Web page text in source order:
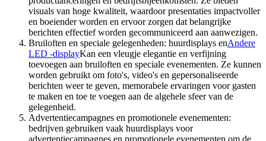
visuals van hoge kwaliteit, waardoor presentaties impactvoller
en boeiender worden en ervoor zorgen dat belangrijke
berichten effectief worden gecommuniceerd aan aanwezigen.
Bruiloften en speciale gelegenheden: huurdisplays enAndere
LED -displayKan een vleugje elegantie en verfijning
toevoegen aan bruiloften en speciale evenementen. Ze kunnen
worden gebruikt om foto's, video's en gepersonaliseerde
berichten weer te geven, memorabele ervaringen voor gasten
te maken en toe te voegen aan de algehele sfeer van de
gelegenheid.
Advertentiecampagnes en promotionele evenementen:
bedrijven gebruiken vaak huurdisplays voor
advertentiecampagnes en promotionele evenementen om de